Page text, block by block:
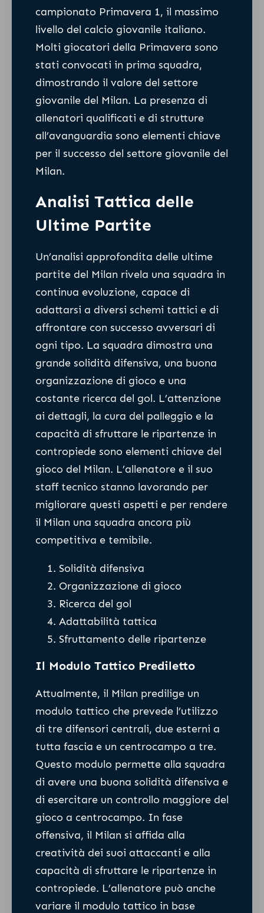
campionato Primavera 1, il massimo
livello del calcio giovanile italiano.
Molti giocatori della Primavera sono
stati convocati in prima squadra,
dimostrando il valore del settore
giovanile del Milan. La presenza di
allenatori qualificati e di strutture
all’avanguardia sono elementi chiave
per il successo del settore giovanile del
Milan.
Analisi Tattica delle
Ultime Partite
Un’analisi approfondita delle ultime
partite del Milan rivela una squadra in
continua evoluzione, capace di
adattarsi a diversi schemi tattici e di
affrontare con successo avversari di
ogni tipo. La squadra dimostra una
grande solidità difensiva, una buona
organizzazione di gioco e una
costante ricerca del gol. L’attenzione
ai dettagli, la cura del palleggio e la
capacità di sfruttare le ripartenze in
contropiede sono elementi chiave del
gioco del Milan. L’allenatore e il suo
staff tecnico stanno lavorando per
migliorare questi aspetti e per rendere
il Milan una squadra ancora più
competitiva e temibile.
Solidità difensiva
Organizzazione di gioco
Ricerca del gol
Adattabilità tattica
Sfruttamento delle ripartenze
Il Modulo Tattico Prediletto
Attualmente, il Milan predilige un
modulo tattico che prevede l’utilizzo
di tre difensori centrali, due esterni a
tutta fascia e un centrocampo a tre.
Questo modulo permette alla squadra
di avere una buona solidità difensiva e
di esercitare un controllo maggiore del
gioco a centrocampo. In fase
offensiva, il Milan si affida alla
creatività dei suoi attaccanti e alla
capacità di sfruttare le ripartenze in
contropiede. L’allenatore può anche
variare il modulo tattico in base